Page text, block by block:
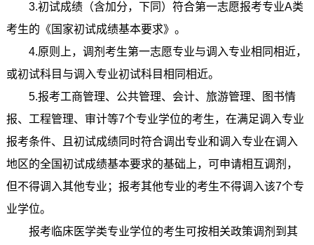
3.初试成绩（含加分，下同）符合第一志愿报考专业A类
考生的《国家初试成绩基本要求》。
4.原则上，调剂考生第一志愿专业与调入专业相同相近，
或初试科目与调入专业初试科目相同相近。
5.报考工商管理、公共管理、会计、旅游管理、图书情
报、工程管理、审计等7个专业学位的考生，在满足调入专业
报考条件、且初试成绩同时符合调出专业和调入专业在调入
地区的全国初试成绩基本要求的基础上，可申请相互调剂，
但不得调入其他专业；报考其他专业的考生不得调入该7个专
业学位。
报考临床医学类专业学位的考生可按相关政策调剂到其